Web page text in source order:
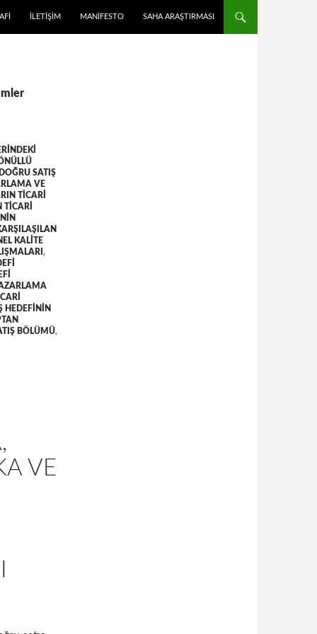
İLETIŞIM MANIFESTO SAHA ARAŞTIRMASI
DOĞRU SATIŞ
VE
TICARI
TICARI
KALITE
,
HEDEFININ
BÖLÜMÜ,
VE